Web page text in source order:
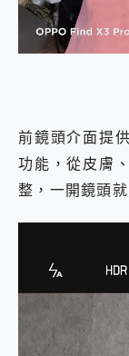
前鏡頭介面提
功能，從皮膚
整，一開鏡頭